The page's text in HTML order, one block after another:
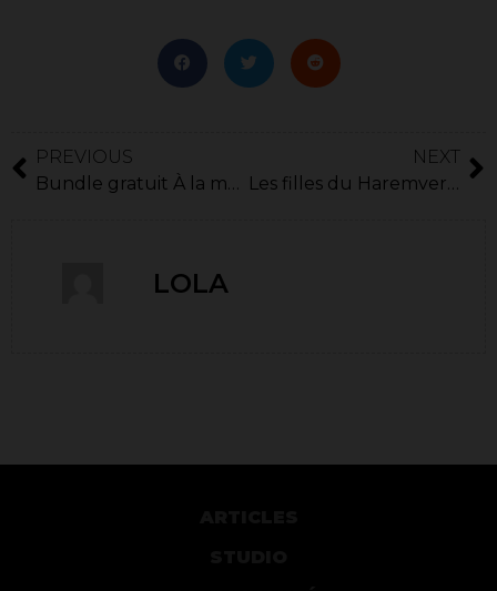
PREVIOUS
Bundle gratuit À la maison, et plus !​
NEXT
Les filles du Haremverse en live
LOLA